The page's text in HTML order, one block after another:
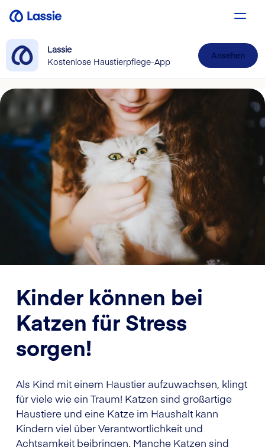
Lassie
Kostenlose Haustierpflege-App
Ansehen
Kinder können bei
Katzen für Stress
sorgen!
Als Kind mit einem Haustier aufzuwachsen, klingt
für viele wie ein Traum! Katzen sind großartige
Haustiere und eine Katze im Haushalt kann
Kindern viel über Verantwortlichkeit und
Achtsamkeit beibringen. Manche Katzen sind